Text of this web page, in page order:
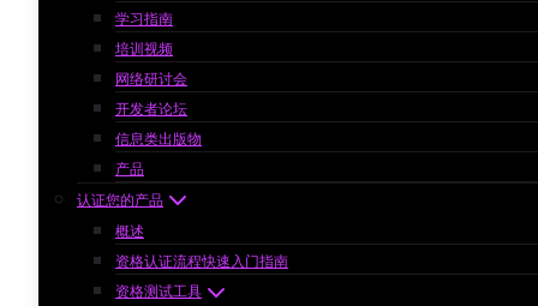
学习指南
培训视频
网络研讨会
开发者论坛
信息类出版物
产品
认证您的产品
概述
资格认证流程快速入门指南
资格测试工具